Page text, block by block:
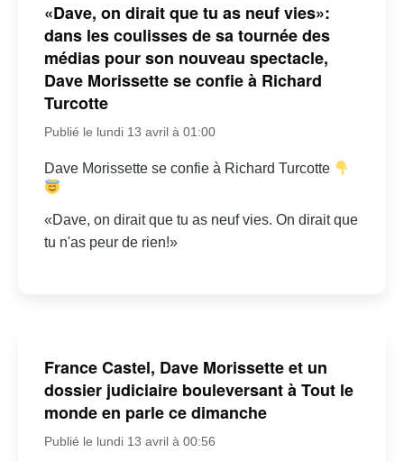
«Dave, on dirait que tu as neuf vies»:
dans les coulisses de sa tournée des
médias pour son nouveau spectacle,
Dave Morissette se confie à Richard
Turcotte
Publié le lundi 13 avril à 01:00
Dave Morissette se confie à Richard Turcotte
«Dave, on dirait que tu as neuf vies. On dirait que
tu n'as peur de rien!»
France Castel, Dave Morissette et un
dossier judiciaire bouleversant à Tout le
monde en parle ce dimanche
Publié le lundi 13 avril à 00:56